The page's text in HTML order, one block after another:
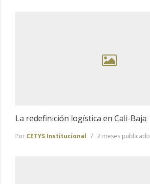
La redefinición logística en Cali-Baja
Por CETYS Institucional 2 meses publicado